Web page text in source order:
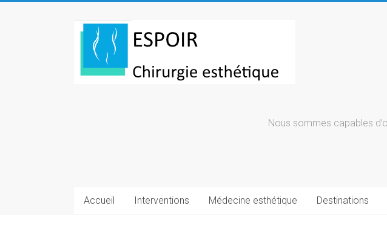
Chirurgie
esthetique
Turquie
Nous sommes capables
Accueil Interventions Médecine esthétique Destinations